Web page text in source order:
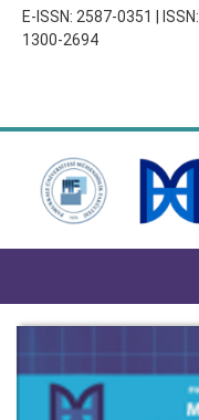
E-ISSN: 2587-0351 | ISSN:
1300-2694